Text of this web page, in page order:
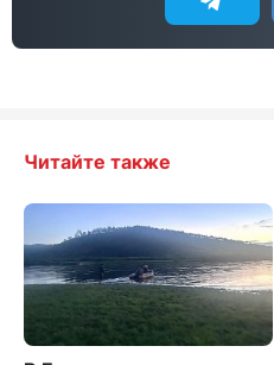
Читайте также